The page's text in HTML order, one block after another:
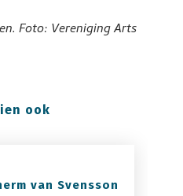
Foto: Vereniging Arts
ook
van Svensson